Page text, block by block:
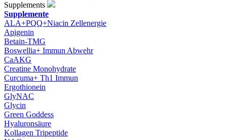
Supplements
Supplemente
ALA+PQQ+Niacin Zellenergie
Apigenin
Betain-TMG
Boswellia+ Immun Abwehr
CaAKG
Creatine Monohydrate
Curcuma+ Th1 Immun
Ergothionein
GlyNAC
Glycin
Green Goddess
Hyaluronsäure
Kollagen Tripeptide